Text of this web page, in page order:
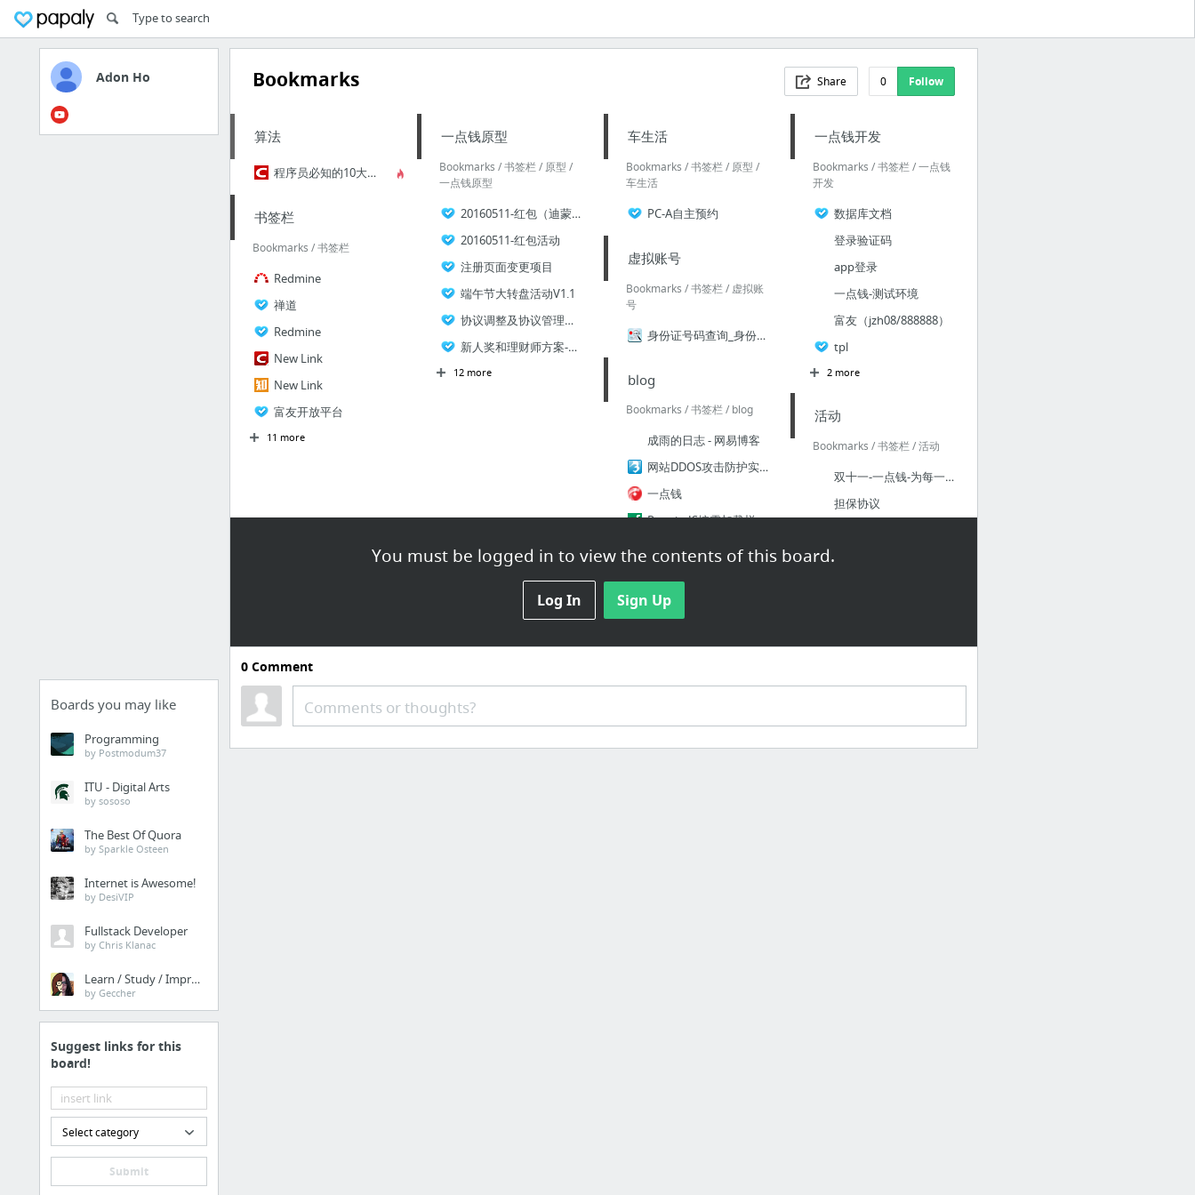
Adon Ho
Boards you may like
Programming
by Postmodum37
ITU - Digital Arts
by sososo
The Best Of Quora
by Sparkle Osteen
Internet is Awesome!
by DesiVIP
Fullstack Developer
by Chris Klanac
Learn / Study / Improve
by Geccher
Suggest links for this
board!
Select category
Submit
Bookmarks Share 0 Follow
You must be logged in to view the contents of this board.
Log In Sign Up
算法
程序员必知的10大经典基础实用算法 - CSDN博客
书签栏
Bookmarks / 书签栏
Redmine
禅道
Redmine
New Link
New Link
富友开放平台
11 more
一点钱原型
Bookmarks / 书签栏 / 原型 /
一点钱原型
20160511-红包（迪蒙）
20160511-红包活动
注册页面变更项目
端午节大转盘活动V1.1
协议调整及协议管理功能-V1.1
新人奖和理财师方案-V1.0
12 more
车生活
Bookmarks / 书签栏 / 原型 /
车生活
PC-A自主预约
虚拟账号
Bookmarks / 书签栏 / 虚拟账
号
身份证号码查询_身份证号大全_身份证_身份证号码大全_身份证号码_身份证号码查询_911查询
blog
Bookmarks / 书签栏 / blog
成雨的日志 - 网易博客
网站DDOS攻击防护实战老男孩经验心得分享 - 老男孩linux培训 - 51CTO技术博客
一点钱
RequireJS按需加载样式文件 - 两仪 - SegmentFault
正则表达式在线测试 - 站长工具
3 more
一点钱开发
Bookmarks / 书签栏 / 一点钱
开发
数据库文档
登录验证码
app登录
一点钱-测试环境
富友（jzh08/888888）
tpl
2 more
活动
Bookmarks / 书签栏 / 活动
双十一-一点钱-为每一分钱创造价值！
担保协议
其他书签
0Comment
Comments or thoughts?